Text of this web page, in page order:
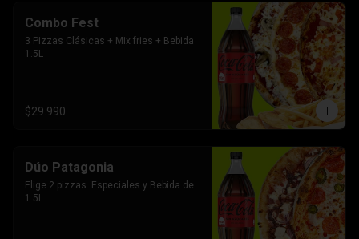
Combo Fest
3 Pizzas Clásicas + Mix fries + Bebida
1.5L
$29.990
Dúo Patagonia
Elige 2 pizzas  Especiales y Bebida de
1.5L